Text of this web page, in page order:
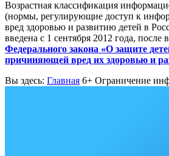
Возрастная классификация
(нормы, регулирующие доступ к
вред здоровью и развитию детей в
введена с 1 сентября 2012 года, после
Федерального закона «О защите
причиняющей вред их здоровью и
Вы здесь: Главная 6+ Ограничение